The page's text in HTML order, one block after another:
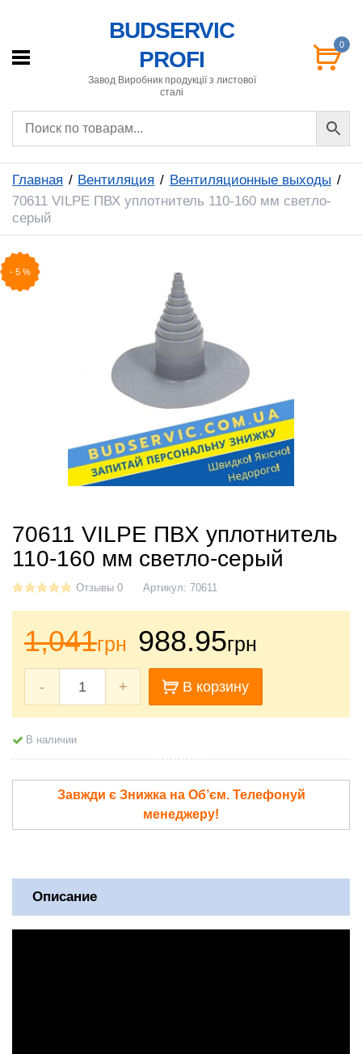
BUDSERVIC
PROFI
Завод Виробник продукції з листової
сталі
0
Главная Вентиляция
Вентиляционные выходы
70611 VILPE ​​ПВХ уплотнитель 110-160 мм светло-
серый
- 5 %
70611 VILPE ​​ПВХ уплотнитель
110-160 мм светло-серый
Отзывы 0 Артикул: 70611
1,041грн 988.95грн
- + В корзину
В наличии
Завжди є Знижка на Об’єм. Телефонуй
менеджеру!
Описание